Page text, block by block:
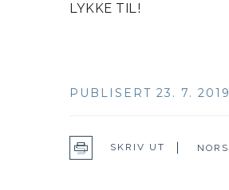
LYKKE TIL!
PUBLISERT 23. 7. 2019
SKRIV UT